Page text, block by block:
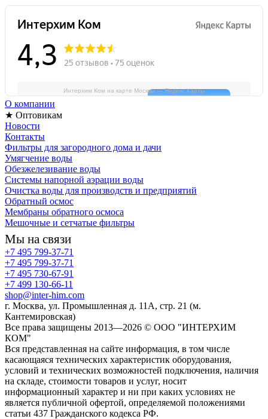
Интерхим Ком на карте Москвы — Яндекс Карты
О компании
★ Оптовикам
Новости
Контакты
Фильтры для загородного дома и дачи
Умягчение воды
Обезжелезивание воды
Системы напорной аэрации воды
Очистка воды для производств и предприятий
Обратный осмос
Мембраны обратного осмоса
Мешочные и сетчатые фильтры
Мы на связи
+7 495 799-37-71
+7 495 799-37-71
+7 495 730-67-91
+7 499 130-66-11
shop@inter-him.com
г. Москва, ул. Промышленная д. 11А, стр. 21 (м.
Кантемировская)
Все права защищены 2013—2026 © OOO "ИНТЕРХИМ
КОМ"
Вся представленная на сайте информация, в том числе
касающаяся технических характеристик оборудования,
условий и технических возможностей подключения, наличия
на складе, стоимости товаров и услуг, носит
информационный характер и ни при каких условиях не
является публичной офертой, определяемой положениями
статьи 437 Гражданского кодекса РФ.